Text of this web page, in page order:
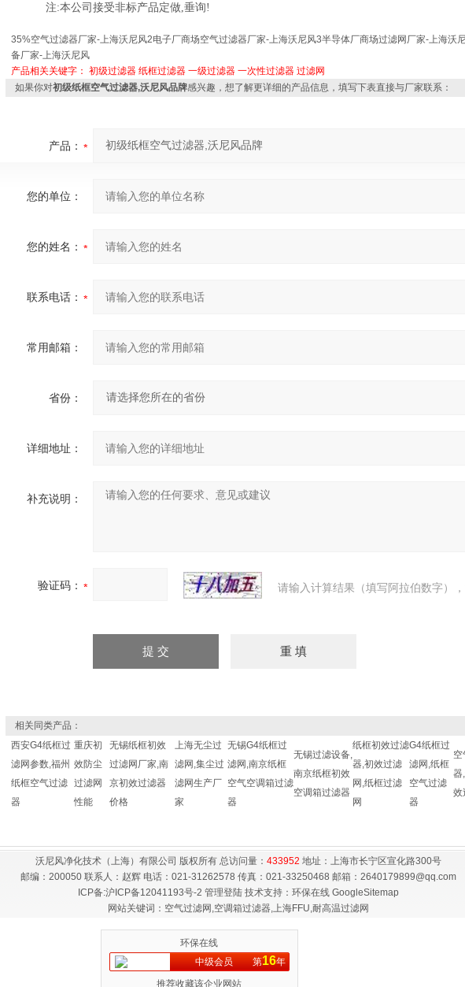
注:本公司接受非标产品定做,垂询!
35%空气过滤器厂家-上海沃尼风2电子厂商场空气过滤器厂家-上海沃尼风3半导体厂商场过滤网厂家-上海沃
备厂家-上海沃尼风
产品相关关键字： 初级过滤器 纸框过滤器 一级过滤器 一次性过滤器 过滤网
如果你对初级纸框空气过滤器,沃尼风品牌感兴趣，想了解更详细的产品信息，填写下表直接与厂家联系：
产品：
您的单位：
您的姓名：
联系电话：
常用邮箱：
省份：
详细地址：
补充说明：
验证码： 请输入计算结果（填写阿拉伯数字）
相关同类产品：
西安G4纸框过
滤网参数,福州
纸框空气过滤
器
重庆初
效防尘
过滤网
性能
无锡纸框初效
过滤网厂家,南
京初效过滤器
价格
上海无尘过
滤网,集尘过
滤网生产厂
家
无锡G4纸框过
滤网,南京纸框
空气空调箱过滤
器
无锡过滤设备,
南京纸框初效
空调箱过滤器
纸框初效过滤
器,初效过滤
网,纸框过滤
网
G4纸框过
滤网,纸框
空气过滤
器
空
器
效
沃尼风净化技术（上海）有限公司 版权所有 总访问量： 433952 地址：上海市长宁区宣化路300号
邮编：200050 联系人：赵辉 电话：021-31262578 传真：021-33250468 邮箱： 2640179899@qq.com
ICP备:沪ICP备12041193号-2 管理登陆 技术支持： 环保在线 GoogleSitemap
网站关键词：空气过滤网,空调箱过滤器,上海FFU,耐高温过滤网
环保在线
中级会员
第16年
推荐收藏该企业网站